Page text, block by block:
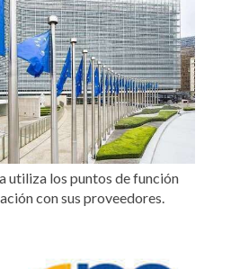
utiliza los puntos de función
con sus proveedores.